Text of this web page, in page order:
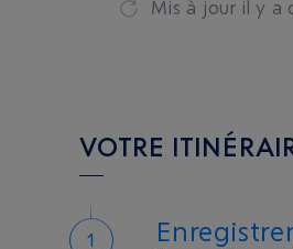
Mis à jour il y a
VOTRE